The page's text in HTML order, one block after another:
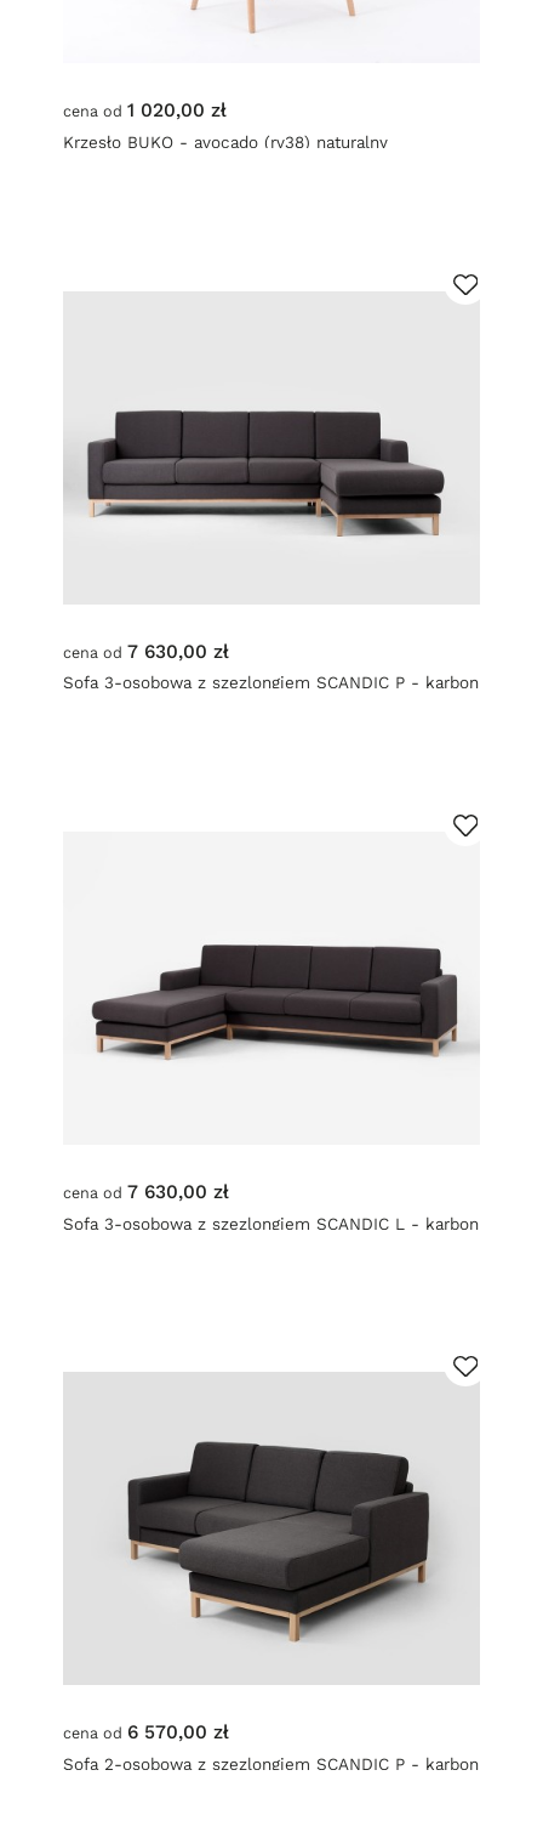
cena od 1 020,00 zł
Krzesło BUKO - avocado (rv38) naturalny
cena od 7 630,00 zł
Sofa 3-osobowa z szezlongiem SCANDIC P - karbon
cena od 7 630,00 zł
Sofa 3-osobowa z szezlongiem SCANDIC L - karbon
cena od 6 570,00 zł
Sofa 2-osobowa z szezlongiem SCANDIC P - karbon